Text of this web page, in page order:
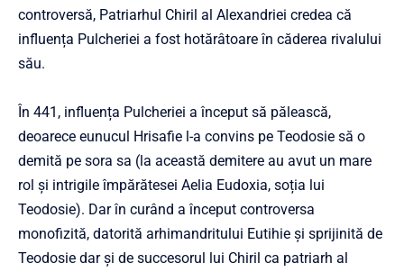
controversă, Patriarhul Chiril al Alexandriei credea că
influența Pulcheriei a fost hotărâtoare în căderea rivalului
său.
În 441, influența Pulcheriei a început să pălească,
deoarece eunucul Hrisafie l-a convins pe Teodosie să o
demită pe sora sa (la această demitere au avut un mare
rol și intrigile împărătesei Aelia Eudoxia, soția lui
Teodosie). Dar în curând a început controversa
monofizită, datorită arhimandritului Eutihie și sprijinită de
Teodosie dar și de succesorul lui Chiril ca patriarh al